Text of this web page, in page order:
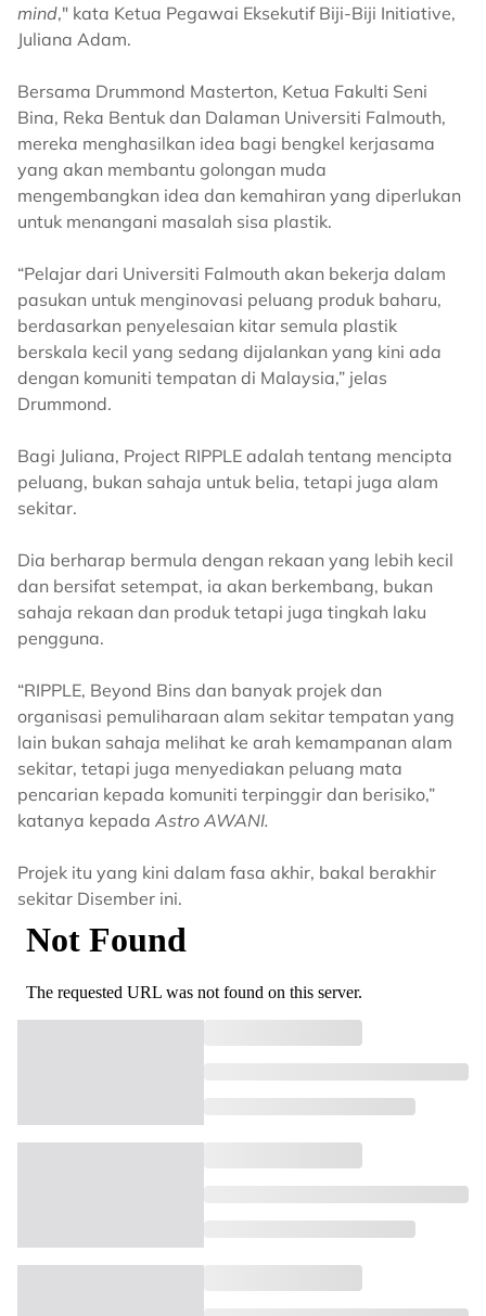
mind," kata Ketua Pegawai Eksekutif Biji-Biji Initiative,
Juliana Adam.
Bersama Drummond Masterton, Ketua Fakulti Seni
Bina, Reka Bentuk dan Dalaman Universiti Falmouth,
mereka menghasilkan idea bagi bengkel kerjasama
yang akan membantu golongan muda
mengembangkan idea dan kemahiran yang diperlukan
untuk menangani masalah sisa plastik.
“Pelajar dari Universiti Falmouth akan bekerja dalam
pasukan untuk menginovasi peluang produk baharu,
berdasarkan penyelesaian kitar semula plastik
berskala kecil yang sedang dijalankan yang kini ada
dengan komuniti tempatan di Malaysia,” jelas
Drummond.
Bagi Juliana, Project RIPPLE adalah tentang mencipta
peluang, bukan sahaja untuk belia, tetapi juga alam
sekitar.
Dia berharap bermula dengan rekaan yang lebih kecil
dan bersifat setempat, ia akan berkembang, bukan
sahaja rekaan dan produk tetapi juga tingkah laku
pengguna.
“RIPPLE, Beyond Bins dan banyak projek dan
organisasi pemuliharaan alam sekitar tempatan yang
lain bukan sahaja melihat ke arah kemampanan alam
sekitar, tetapi juga menyediakan peluang mata
pencarian kepada komuniti terpinggir dan berisiko,”
katanya kepada Astro AWANI.
Projek itu yang kini dalam fasa akhir, bakal berakhir
sekitar Disember ini.